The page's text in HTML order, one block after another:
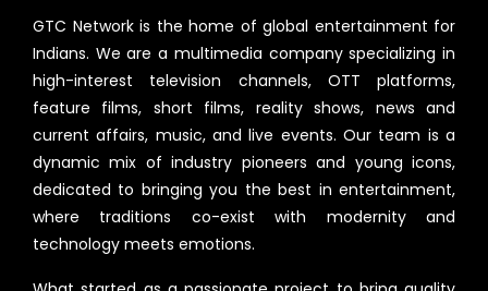
GTC Network is the home of global entertainment for
Indians. We are a multimedia company specializing in
high-interest television channels, OTT platforms,
feature films, short films, reality shows, news and
current affairs, music, and live events. Our team is a
dynamic mix of industry pioneers and young icons,
dedicated to bringing you the best in entertainment,
where traditions co-exist with modernity and
technology meets emotions.